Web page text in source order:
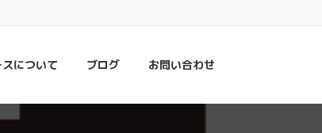
スについて ブログ お問い合わせ